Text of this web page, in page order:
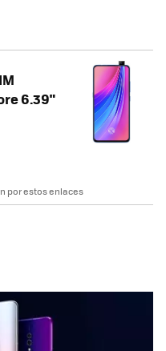
6.39"
por estos enlaces